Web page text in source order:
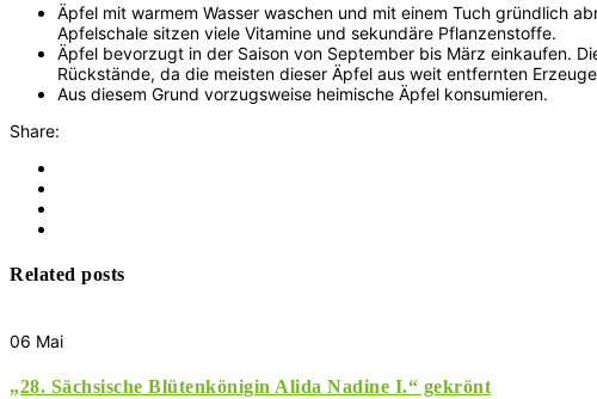
Äpfel mit warmem Wasser waschen und mit einem Tuch gründlich
Apfelschale sitzen viele Vitamine und sekundäre Pflanzenstoffe.
Äpfel bevorzugt in der Saison von September bis März einkaufen.
Rückstände, da die meisten dieser Äpfel aus weit entfernten
Aus diesem Grund vorzugsweise heimische Äpfel konsumieren.
Share:
Related posts
06 Mai
„28. Sächsische Blütenkönigin Alida Nadine I.“ gekrönt